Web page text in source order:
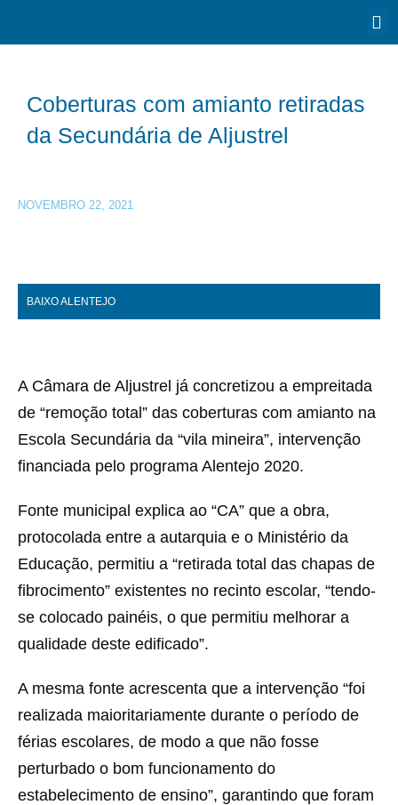
Coberturas com amianto retiradas
da Secundária de Aljustrel
NOVEMBRO 22, 2021
BAIXO ALENTEJO
A Câmara de Aljustrel já concretizou a empreitada
de “remoção total” das coberturas com amianto na
Escola Secundária da “vila mineira”, intervenção
financiada pelo programa Alentejo 2020.
Fonte municipal explica ao “CA” que a obra,
protocolada entre a autarquia e o Ministério da
Educação, permitiu a “retirada total das chapas de
fibrocimento” existentes no recinto escolar, “tendo-
se colocado painéis, o que permitiu melhorar a
qualidade deste edificado”.
A mesma fonte acrescenta que a intervenção “foi
realizada maioritariamente durante o período de
férias escolares, de modo a que não fosse
perturbado o bom funcionamento do
estabelecimento de ensino”, garantindo que foram